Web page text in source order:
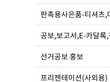
판촉용사은품-티셔츠,
공보,보고서,E-카달록
선거공보 홍보
프리젠테이션(사외용)